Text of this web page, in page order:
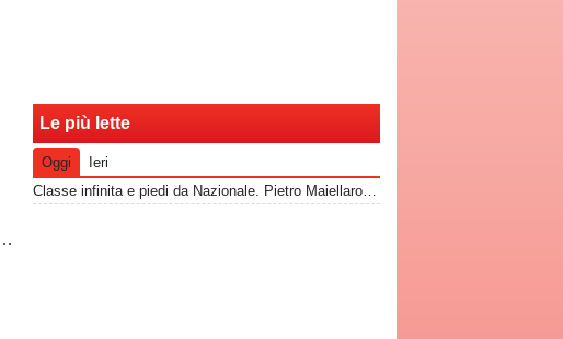
Le più lette
Oggi
Ieri
Classe infinita e piedi da Nazionale. Pietro Maiellaro e quel gol da quaranta metri...